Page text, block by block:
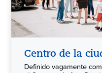
Centro de la
Definido vagamente